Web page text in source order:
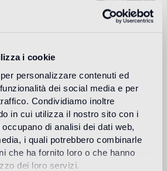
i cookie
personalizzare contenuti ed
dei social media e per
Condividiamo inoltre
in cui utilizza il nostro sito con i
di analisi dei dati web,
i quali potrebbero combinarle
che ha fornito loro o che hanno
dei loro servizi.
et designer, ouvre son studio à
2